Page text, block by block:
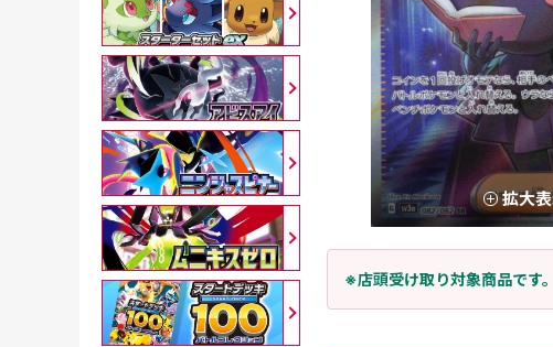
拡大
※店頭受け取り対象商品です。